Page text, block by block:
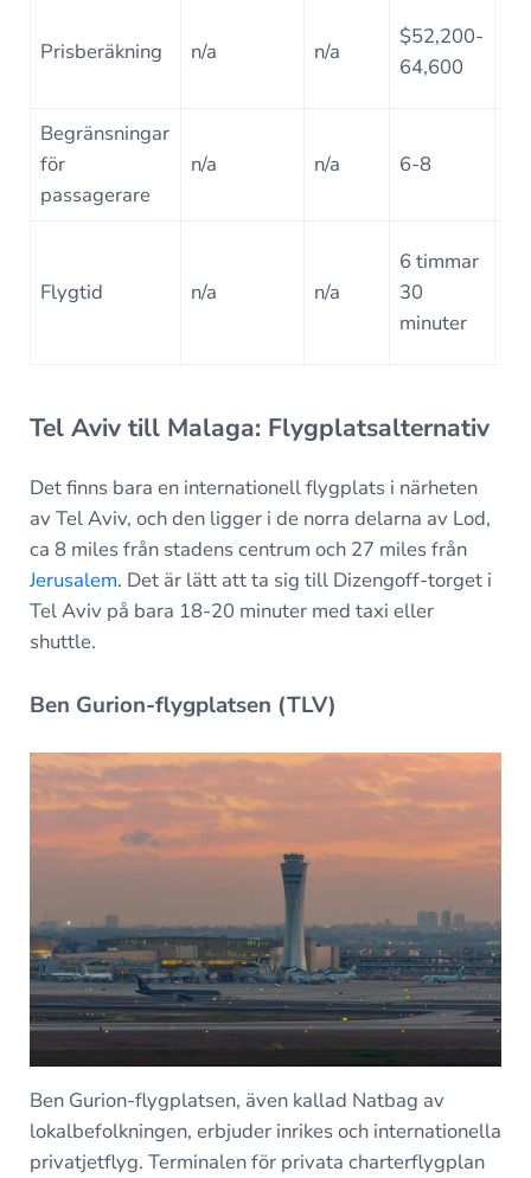
Prisberäkning n/a n/a
$52,200-
64,600
Begränsningar
för
passagerare
n/a n/a 6-8
Flygtid n/a n/a
6 timmar
30
minuter
Tel Aviv till Malaga: Flygplatsalternativ
Det finns bara en internationell flygplats i närheten
av Tel Aviv, och den ligger i de norra delarna av Lod,
ca 8 miles från stadens centrum och 27 miles från
Jerusalem. Det är lätt att ta sig till Dizengoff-torget i
Tel Aviv på bara 18-20 minuter med taxi eller
shuttle.
Ben Gurion-flygplatsen (TLV)
Ben Gurion-flygplatsen, även kallad Natbag av
lokalbefolkningen, erbjuder inrikes och internationella
privatjetflyg. Terminalen för privata charterflygplan